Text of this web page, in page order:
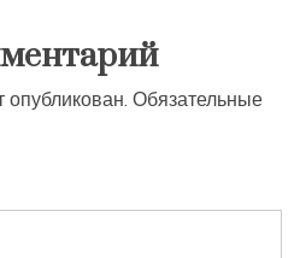
Обязательные